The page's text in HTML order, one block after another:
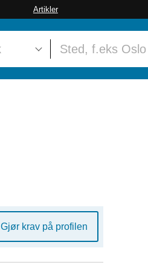
Artikler
Gjør krav på profilen